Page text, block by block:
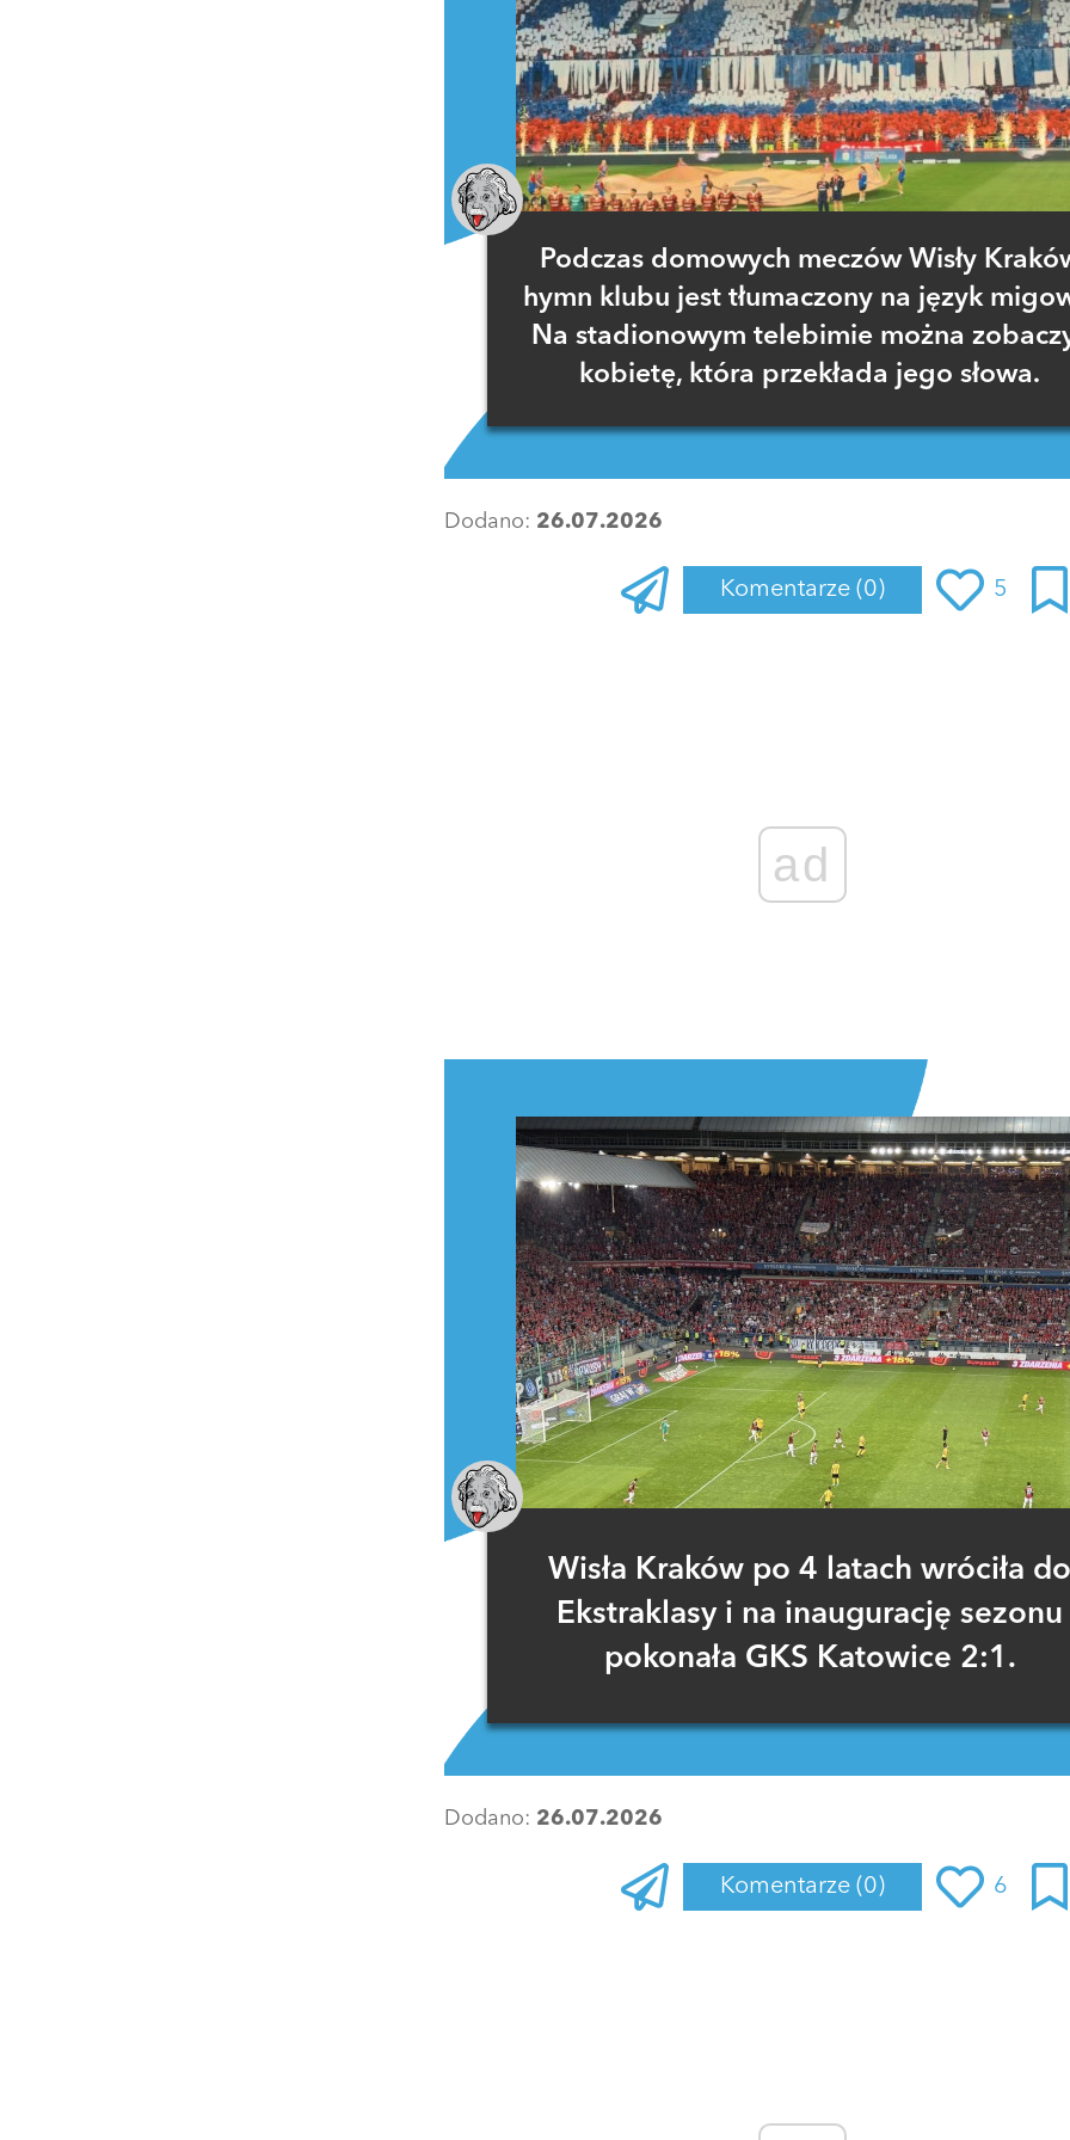
Podczas domowych meczów Wisły
hymn klubu jest tłumaczony na język
Na stadionowym telebimie można
kobietę, która przekłada jego słowa.
Dodano: 26.07.2026
Komentarze (0) 5
ad
Wisła Kraków po 4 latach wróciła do
Ekstraklasy i na inaugurację sezonu
pokonała GKS Katowice 2:1.
Dodano: 26.07.2026
Komentarze (0) 6